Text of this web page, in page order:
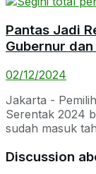
Pantas Jadi
Gubernur
02/12/2024
Jakarta -
Serentak 2024
sudah masuk
Discussion